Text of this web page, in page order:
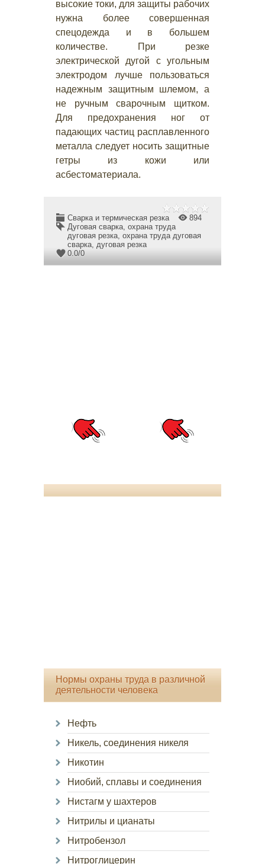
высокие токи, для защиты рабочих
нужна более совершенная
спецодежда и в большем
количестве. При резке
электрической дугой с угольным
электродом лучше пользоваться
надежным защитным шлемом, а
не ручным сварочным щитком.
Для предохранения ног от
падающих частиц расплавленного
металла следует носить защитные
гетры из кожи или
асбестоматериала.
Сварка и термическая резка
894
Дуговая сварка, охрана труда
дуговая резка, охрана труда дуговая
сварка, дуговая резка
0.0/0
Нормы охраны труда в различной
деятельности человека
Нефть
Никель, соединения никеля
Никотин
Ниобий, сплавы и соединения
Нистагм у шахтеров
Нитрилы и цианаты
Нитробензол
Нитроглицерин